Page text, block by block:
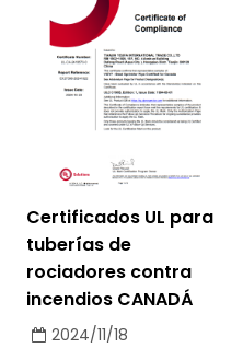
Certificados UL para
tuberías de
rociadores contra
incendios CANADÁ
2024/11/18